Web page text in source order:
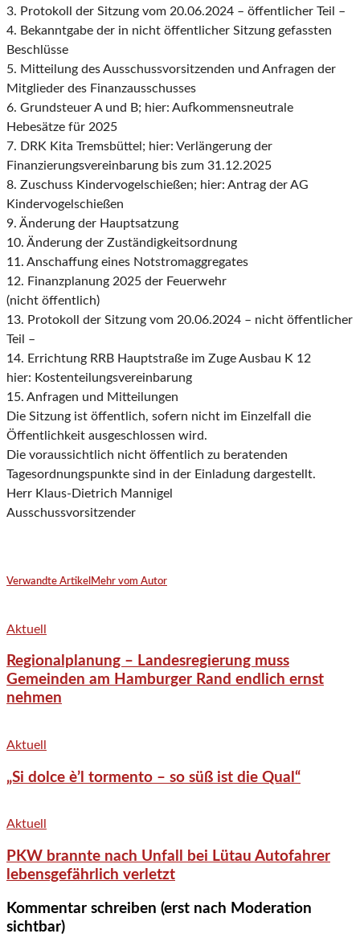
3. Protokoll der Sitzung vom 20.06.2024 – öffentlicher Teil –
4. Bekanntgabe der in nicht öffentlicher Sitzung gefassten
Beschlüsse
5. Mitteilung des Ausschussvorsitzenden und Anfragen der
Mitglieder des Finanzausschusses
6. Grundsteuer A und B; hier: Aufkommensneutrale
Hebesätze für 2025
7. DRK Kita Tremsbüttel; hier: Verlängerung der
Finanzierungsvereinbarung bis zum 31.12.2025
8. Zuschuss Kindervogelschießen; hier: Antrag der AG
Kindervogelschießen
9. Änderung der Hauptsatzung
10. Änderung der Zuständigkeitsordnung
11. Anschaffung eines Notstromaggregates
12. Finanzplanung 2025 der Feuerwehr
(nicht öffentlich)
13. Protokoll der Sitzung vom 20.06.2024 – nicht öffentlicher
Teil –
14. Errichtung RRB Hauptstraße im Zuge Ausbau K 12
hier: Kostenteilungsvereinbarung
15. Anfragen und Mitteilungen
Die Sitzung ist öffentlich, sofern nicht im Einzelfall die
Öffentlichkeit ausgeschlossen wird.
Die voraussichtlich nicht öffentlich zu beratenden
Tagesordnungspunkte sind in der Einladung dargestellt.
Herr Klaus-Dietrich Mannigel
Ausschussvorsitzender
Verwandte Artikel Mehr vom Autor
Aktuell
Regionalplanung – Landesregierung muss
Gemeinden am Hamburger Rand endlich ernst
nehmen
Aktuell
„Si dolce è’l tormento – so süß ist die Qual“
Aktuell
PKW brannte nach Unfall bei Lütau Autofahrer
lebensgefährlich verletzt
Kommentar schreiben (erst nach Moderation
sichtbar)